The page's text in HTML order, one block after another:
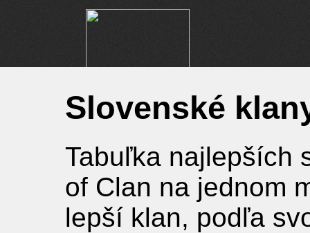
Slovenské
Tabuľka najlepších
of Clan na jednom
lepší klan, podľa